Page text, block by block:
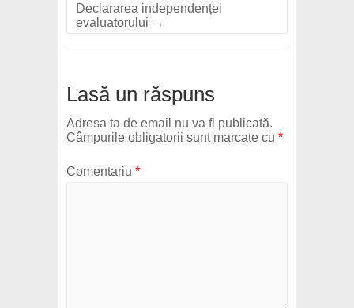
Declararea independenței
evaluatorului →
Lasă un răspuns
Adresa ta de email nu va fi publicată.
Câmpurile obligatorii sunt marcate cu *
Comentariu *